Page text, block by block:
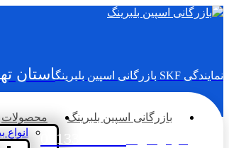
نمایندگی SKF بازرگانی اسپین بلبرینگ استان
02133936833
بازرگانی اسپین بلبرینگ محصولات
انواع